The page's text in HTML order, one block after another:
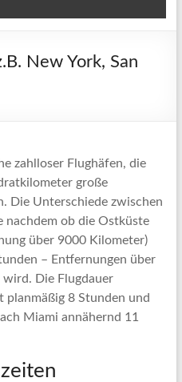
New York, San
zahlloser Flughäfen, die
große
Die Unterschiede zwischen
nachdem ob die Ostküste
über 9000 Kilometer)
– Entfernungen über
Die Flugdauer
planmäßig 8 Stunden und
Miami annähernd 11